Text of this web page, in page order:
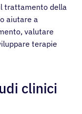
trattamento della
aiutare a
valutare
terapie
clinici